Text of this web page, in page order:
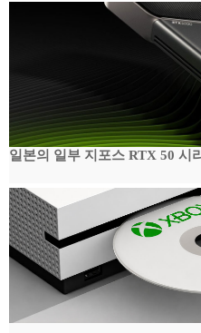
일본의 일부 지포스 RTX 50 시